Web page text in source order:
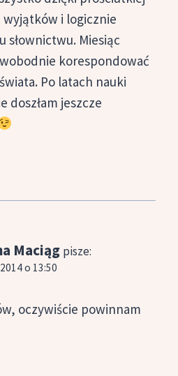
i logicznie
słownictwu. Miesiąc
korespondować
Po latach nauki
doszłam jeszcze
Maciąg pisze:
o 13:50
oczywiście powinnam